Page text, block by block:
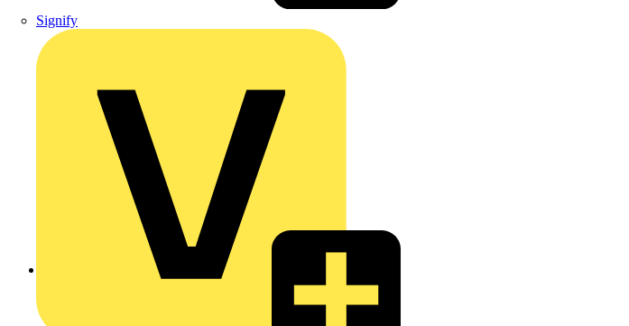
Signify